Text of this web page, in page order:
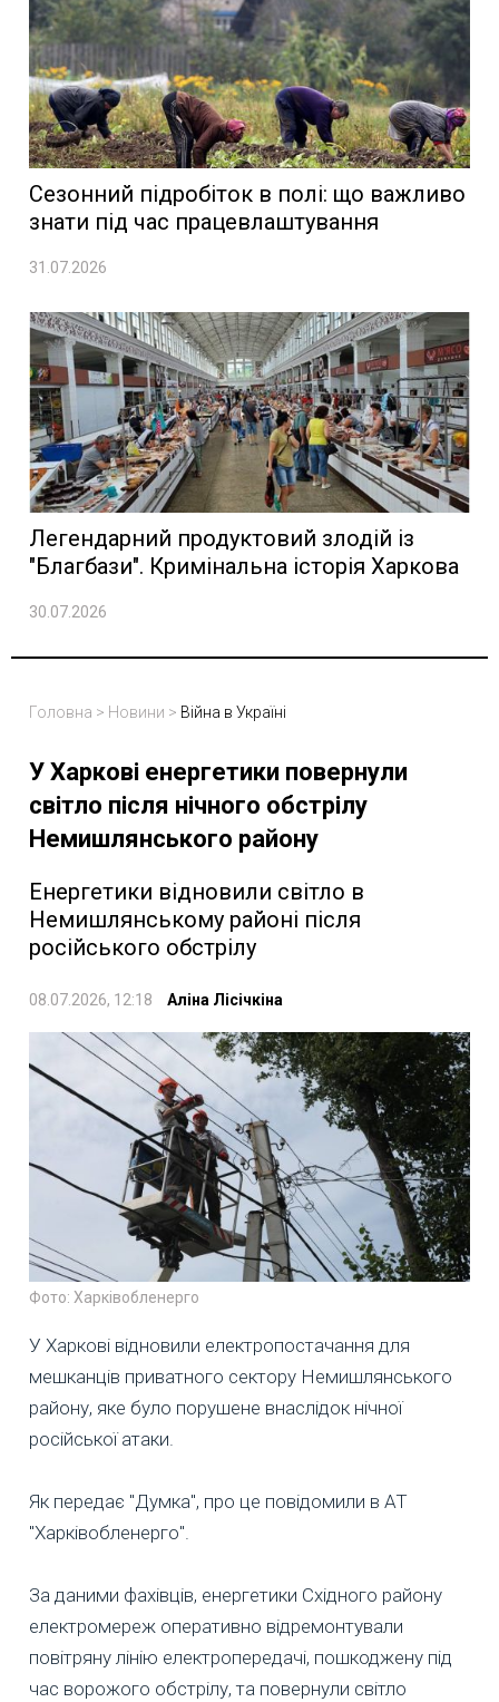
Сезонний підробіток в полі: що важливо
знати під час працевлаштування
31.07.2026
Легендарний продуктовий злодій із
"Благбази". Кримінальна історія Харкова
30.07.2026
Головна > Новини > Війна в Україні
У Харкові енергетики повернули
світло після нічного обстрілу
Немишлянського району
Енергетики відновили світло в
Немишлянському районі після
російського обстрілу
08.07.2026, 12:18 Аліна Лісічкіна
Фото: Харківобленерго
У Харкові відновили електропостачання для
мешканців приватного сектору Немишлянського
району, яке було порушене внаслідок нічної
російської атаки.
Як передає "Думка", про це повідомили в АТ
"Харківобленерго".
За даними фахівців, енергетики Східного району
електромереж оперативно відремонтували
повітряну лінію електропередачі, пошкоджену під
час ворожого обстрілу, та повернули світло